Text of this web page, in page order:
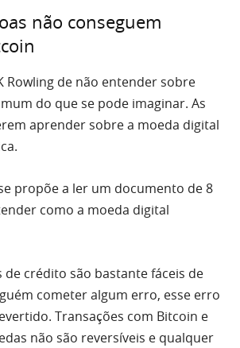
não conseguem
Rowling de não entender sobre
do que se pode imaginar. As
aprender sobre a moeda digital
propõe a ler um documento de 8
como a moeda digital
de crédito são bastante fáceis de
cometer algum erro, esse erro
Transações com Bitcoin e
não são reversíveis e qualquer